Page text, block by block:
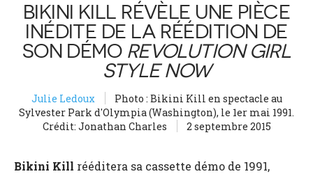
BIKINI KILL RÉVÈLE UNE PIÈCE
INÉDITE DE LA RÉÉDITION DE
SON DÉMO REVOLUTION GIRL
STYLE NOW
Julie Ledoux
Photo : Bikini Kill en spectacle au
Sylvester Park d'Olympia (Washington), le 1er mai 1991.
Crédit: Jonathan Charles
2 septembre 2015
Bikini Kill rééditera sa cassette démo de 1991,